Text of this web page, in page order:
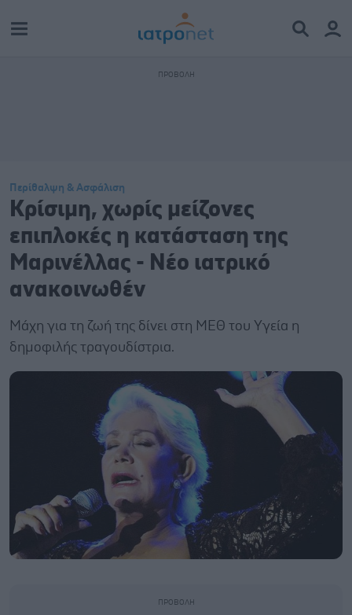
Περίθαλψη & Ασφάλιση
Κρίσιμη, χωρίς μείζονες
επιπλοκές η κατάσταση της
Μαρινέλλας - Νέο ιατρικό
ανακοινωθέν
Μάχη για τη ζωή της δίνει στη ΜΕΘ του Υγεία η
δημοφιλής τραγουδίστρια.